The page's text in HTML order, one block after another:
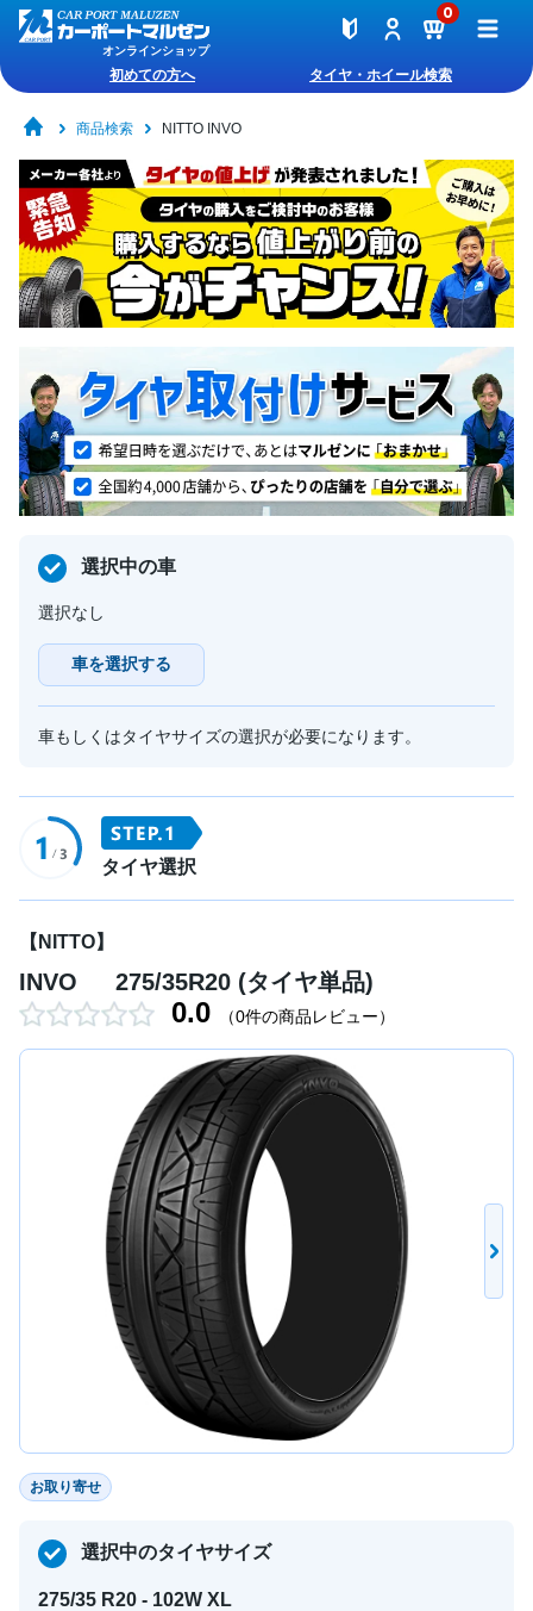
オンラインショップ
0
初めての方へ タイヤ・ホイール検索
商品検索 NITTO INVO
選択中の車
選択なし
車を選択する
車もしくはタイヤサイズの選択が必要になります。
タイヤ選択
【NITTO】
INVO 275/35R20 (タイヤ単品)
0.0 （0件の商品レビュー）
お取り寄せ
選択中のタイヤサイズ
275/35 R20 - 102W XL